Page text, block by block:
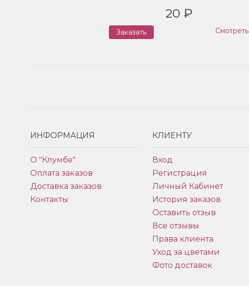
20 ₽
Заказать Смотреть
ИНФОРМАЦИЯ
О "Клумбе"
Оплата заказов
Доставка заказов
Контакты
КЛИЕНТУ
Вход
Регистрация
Личный Кабинет
История заказов
Оставить отзыв
Все отзывы
Права клиента
Уход за цветами
Фото доставок